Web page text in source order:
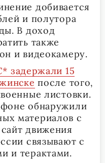
добивается
и полутора
В доход
также
и видеокамеру.
задержали 15
после того,
листовки.
обнаружили
материалов с
движения
связывают с
и терактами.